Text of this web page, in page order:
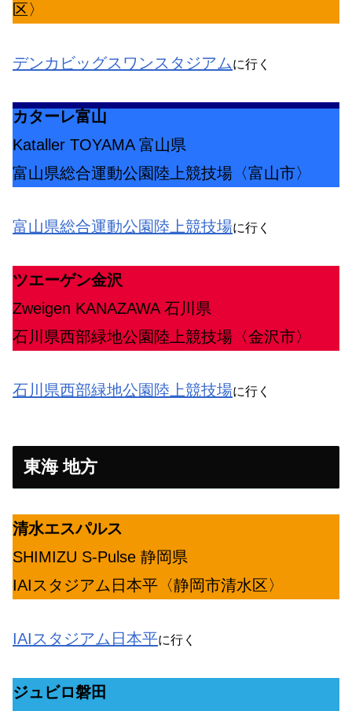
区〉
デンカビッグスワンスタジアムに行く
カターレ富山
Kataller TOYAMA 富山県
富山県総合運動公園陸上競技場〈富山市〉
富山県総合運動公園陸上競技場に行く
ツエーゲン金沢
Zweigen KANAZAWA 石川県
石川県西部緑地公園陸上競技場〈金沢市〉
石川県西部緑地公園陸上競技場に行く
東海 地方
清水エスパルス
SHIMIZU S-Pulse 静岡県
IAIスタジアム日本平〈静岡市清水区〉
IAIスタジアム日本平に行く
ジュビロ磐田